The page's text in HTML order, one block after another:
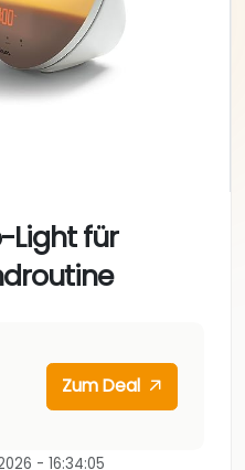
Light für
Zum Deal
- 16:34:05